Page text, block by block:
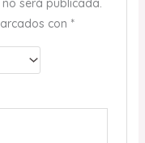
será publicada.
con *